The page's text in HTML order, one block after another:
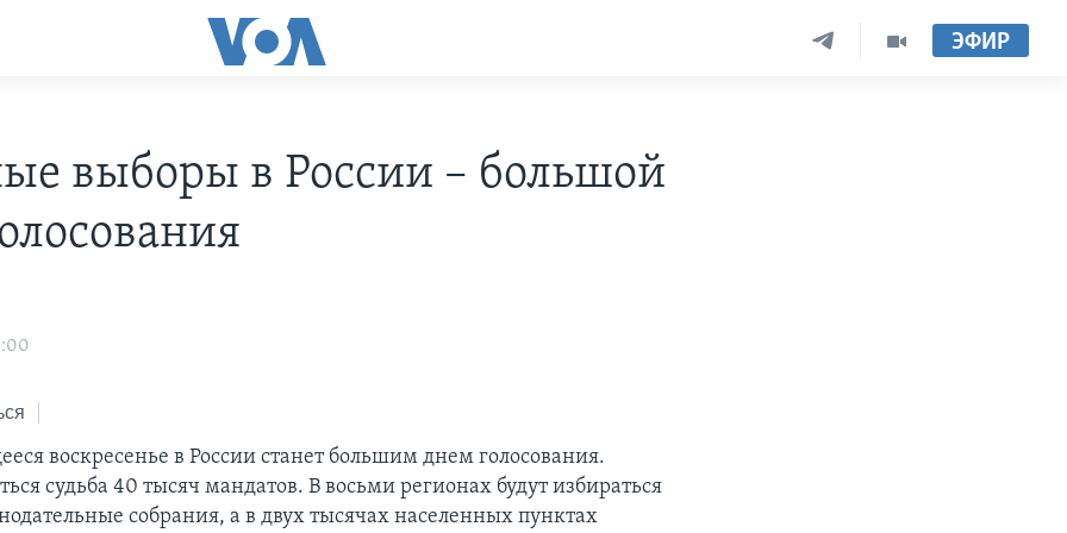
ЭФИР
выборы в России – большой
воскресенье в России станет большим днем голосования.
судьба 40 тысяч мандатов. В восьми регионах будут избираться
собрания, а в двух тысячах населенных пунктах